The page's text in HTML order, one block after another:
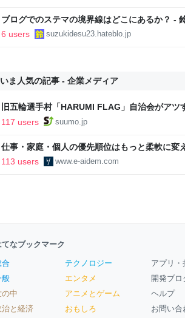
ブログでのステマの境界線はどこにあるか？ -
6 users
suzukidesu23.hateblo.jp
いま人気の記事 - 企業メディア
旧五輪選手村「HARUMI FLAG」自治会がアツ
ルで挑む、盆踊り2万人集客や交通改善など“
117 users suumo.jp
仕事・家庭・個人の優先順位はもっと柔軟に変
後の自分に伝えたいこと - りっすん by イーアイ
113 users www.e-aidem.com
てなブックマーク
合
般
の中
治と経済
テクノロジー
エンタメ
アニメとゲーム
おもしろ
アプリ・
開発ブロ
ヘルプ
お問い合